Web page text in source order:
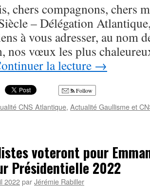
chers compagnons, chers
– Délégation
à vous adresser, au nom
nos vœux les plus
la lecture →
Follow
CNS Atlantique, Actualité Gaullisme et
voteront pour
Présidentielle 2022
2022parJérémie Rabiller